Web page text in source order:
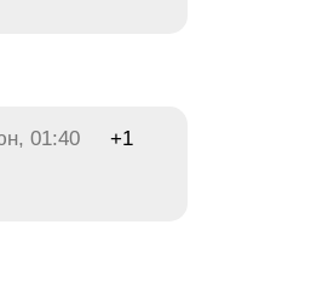
01:40 +1